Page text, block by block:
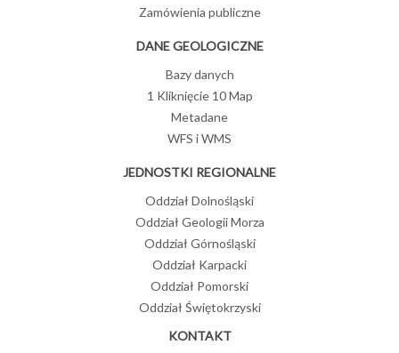
Zamówienia publiczne
DANE GEOLOGICZNE
Bazy danych
1 Kliknięcie 10 Map
Metadane
WFS i WMS
JEDNOSTKI REGIONALNE
Oddział Dolnośląski
Oddział Geologii Morza
Oddział Górnośląski
Oddział Karpacki
Oddział Pomorski
Oddział Świętokrzyski
KONTAKT